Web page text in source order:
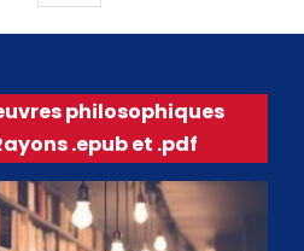
philosophiques
.epub et .pdf